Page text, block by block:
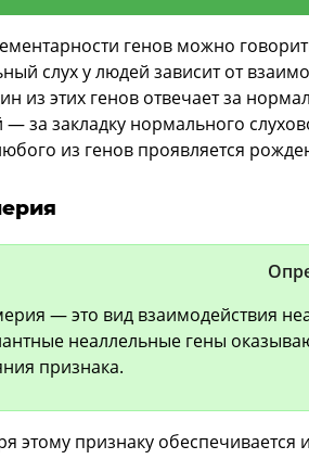
генов можно
слух у людей зависит от
из этих генов отвечает за
— за закладку нормального
из генов проявляется
— это вид взаимодействия
неаллельные гены
признака.
этому признаку